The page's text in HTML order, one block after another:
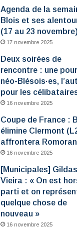
Agenda de la
Blois et ses
(17 au 23 novembre)
17 novembre 2025
Deux soirées de
rencontre : une
néo-Blésois·es,
pour les
16 novembre 2025
Coupe de France :
élimine Clermont
affrontera
16 novembre 2025
[Municipales] Gildas
Vieira : « On est
parti et on
quelque chose de
nouveau »
16 novembre 2025